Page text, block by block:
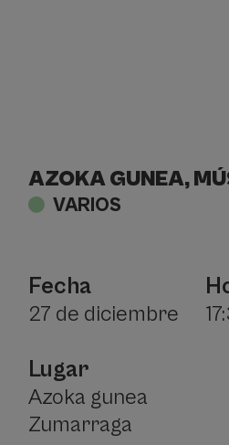
AZOKA GUNEA,
VARIOS
Fecha
27 de diciembre
Lugar
Azoka gunea
Zumarraga